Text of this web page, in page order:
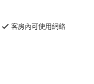
客房內可使用網絡